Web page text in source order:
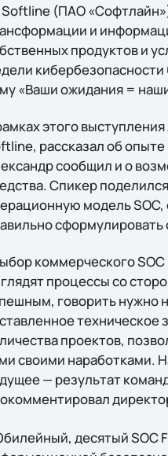
Softline (ПАО
и
продуктов и
кибербезопасности
«Ваши ожидания =
этого
рассказал об
сообщил и о
Спикер
модель SOC,
сформулировать
коммерческого
процессы со
говорить нужно
техническое
проектов,
своими наработками.
— результат
десятый SOC